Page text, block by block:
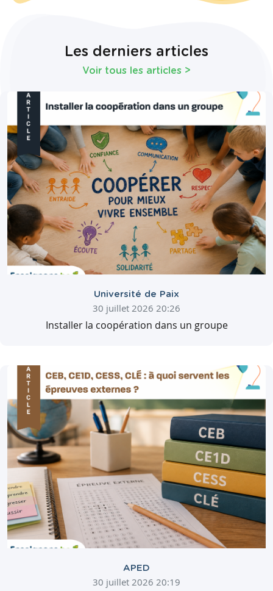
Les derniers articles
Voir tous les articles >
Université de Paix
30 juillet 2026 20:26
Installer la coopération dans un groupe
APED
30 juillet 2026 20:19